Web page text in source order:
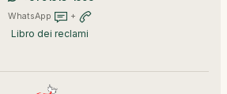
WhatsApp +
Libro dei reclami